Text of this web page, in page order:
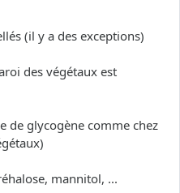
(il y a des exceptions)
des végétaux est
de glycogène comme chez
mannitol, ...